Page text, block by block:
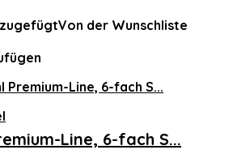
Von der Wunschliste
Line, 6-fach S...